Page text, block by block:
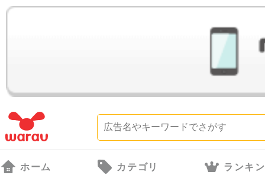
ホーム カテゴリ ランキ